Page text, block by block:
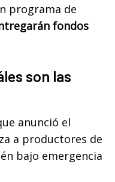
programa de
fondos
son las
anunció el
a productores de
bajo emergencia